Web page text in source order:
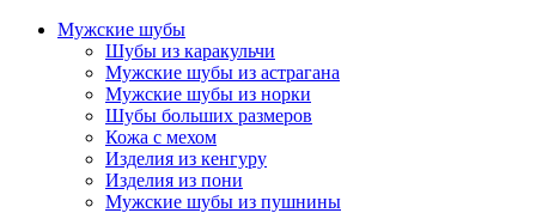
Мужские шубы
Шубы из каракульчи
Мужские шубы из астрагана
Мужские шубы из норки
Шубы больших размеров
Кожа с мехом
Изделия из кенгуру
Изделия из пони
Мужские шубы из пушнины